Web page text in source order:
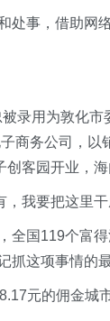
处事，借助网
录用为敦化
商务公司，
客园开业，海
我要把这里干
全国119个富
抓这项事情的最
元的佣金城市